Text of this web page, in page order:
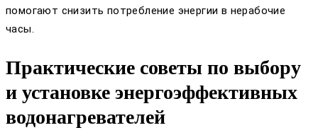
помогают снизить потребление энергии в нерабочие
часы.
Практические советы по выбору
и установке энергоэффективных
водонагревателей